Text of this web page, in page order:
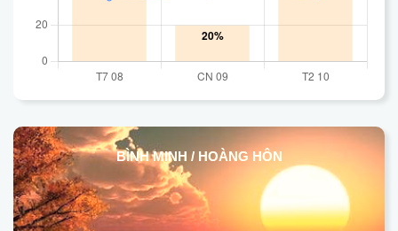
BÌNH MINH / HOÀNG HÔN